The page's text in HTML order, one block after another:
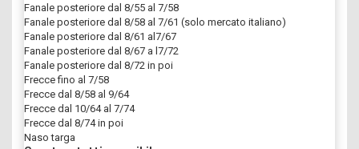
Fanale posteriore dal 8/55 al 7/58
Fanale posteriore dal 8/58 al 7/61 (solo mercato italiano)
Fanale posteriore dal 8/61 al7/67
Fanale posteriore dal 8/67 a l7/72
Fanale posteriore dal 8/72 in poi
Frecce fino al 7/58
Frecce dal 8/58 al 9/64
Frecce dal 10/64 al 7/74
Frecce dal 8/74 in poi
Naso targa